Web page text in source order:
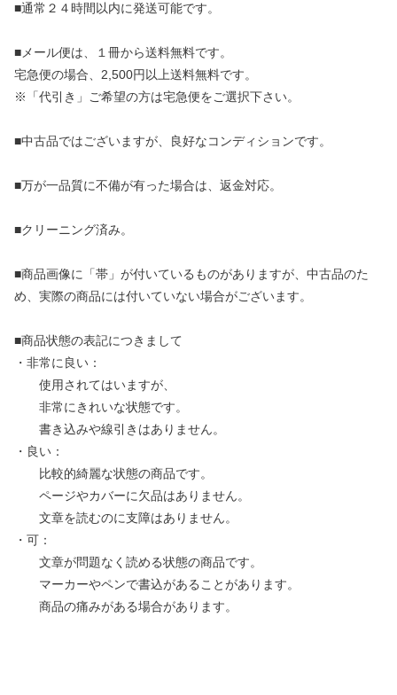
■通常２４時間以内に発送可能です。
■メール便は、１冊から送料無料です。
宅急便の場合、2,500円以上送料無料です。
※「代引き」ご希望の方は宅急便をご選択下さい。
■中古品ではございますが、良好なコンディションです。
■万が一品質に不備が有った場合は、返金対応。
■クリーニング済み。
■商品画像に「帯」が付いているものがありますが、中古品のた
め、実際の商品には付いていない場合がございます。
■商品状態の表記につきまして
・非常に良い：
使用されてはいますが、
非常にきれいな状態です。
書き込みや線引きはありません。
・良い：
比較的綺麗な状態の商品です。
ページやカバーに欠品はありません。
文章を読むのに支障はありません。
・可：
文章が問題なく読める状態の商品です。
マーカーやペンで書込があることがあります。
商品の痛みがある場合があります。